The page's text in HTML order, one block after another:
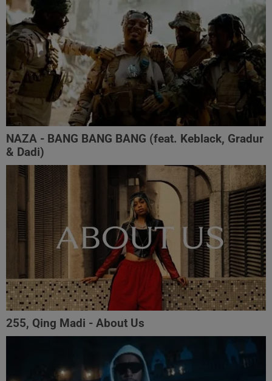
NAZA - BANG BANG BANG (feat. Keblack, Gradur
& Dadi)
255, Qing Madi - About Us